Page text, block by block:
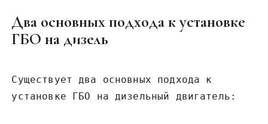
Два основных подхода к установке
ГБО на дизель
Существует два основных подхода к
установке ГБО на дизельный двигатель: